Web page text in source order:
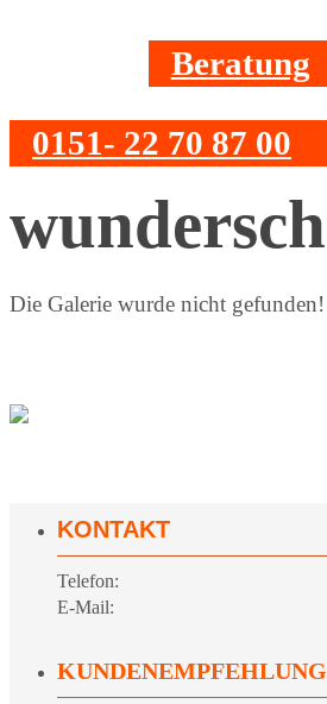
Beratung
0151- 22 70 87 00
Die Galerie wurde nicht gefunden!
KONTAKT
Telefon:
E-Mail:
KUNDENEMPFEHLUNG